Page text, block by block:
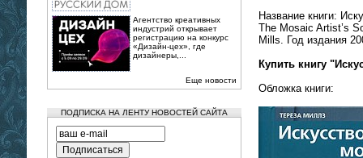
Агентство креативных
индустрий открывает
регистрацию на конкурс
«Дизайн-цех», где
дизайнеры,...
Еще новости
ПОДПИСКА НА ЛЕНТУ НОВОСТЕЙ САЙТА
Название книги:
The Mosaic Artist’s
Mills. Год издания
Купить книгу
Обложка книги: